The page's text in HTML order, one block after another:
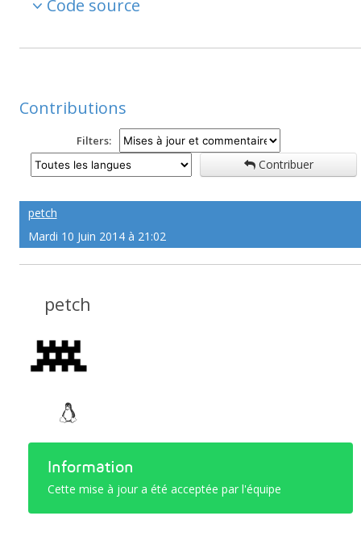
Code source
Contributions
Filters:
Contribuer
petch
Mardi 10 Juin 2014 à 21:02
petch
Information
Cette mise à jour a été acceptée par l'équipe